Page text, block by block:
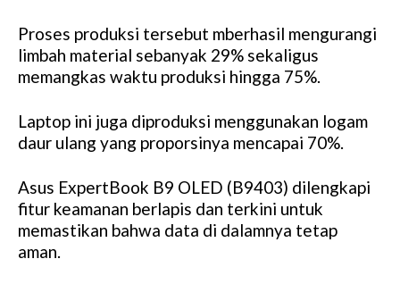
Proses produksi tersebut mberhasil mengurangi
limbah material sebanyak 29% sekaligus
memangkas waktu produksi hingga 75%.
Laptop ini juga diproduksi menggunakan logam
daur ulang yang proporsinya mencapai 70%.
Asus ExpertBook B9 OLED (B9403) dilengkapi
fitur keamanan berlapis dan terkini untuk
memastikan bahwa data di dalamnya tetap
aman.